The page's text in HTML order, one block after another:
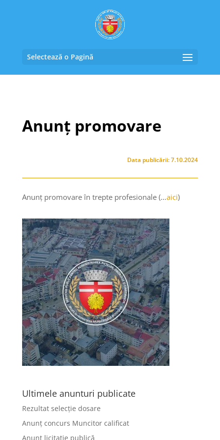
Selectează o Pagină
Anunț promovare
Data publicării: 7.10.2024
Anunț promovare în trepte profesionale (…aici)
Ultimele anunturi publicate
Rezultat selecție dosare
Anunț concurs Muncitor calificat
Anunț licitație publică